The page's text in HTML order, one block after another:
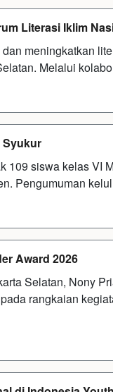
Literasi Iklim
meningkatkan
Melalui
Syukur
siswa kelas VI
Pengumuman
Award 2026
Selatan, Nony
rangkaian